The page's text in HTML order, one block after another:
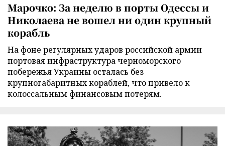
Марочко: За неделю в порты Одессы и
Николаева не вошел ни один крупный
корабль
На фоне регулярных ударов российской армии
портовая инфраструктура черноморского
побережья Украины осталась без
крупногабаритных кораблей, что привело к
колоссальным финансовым потерям.